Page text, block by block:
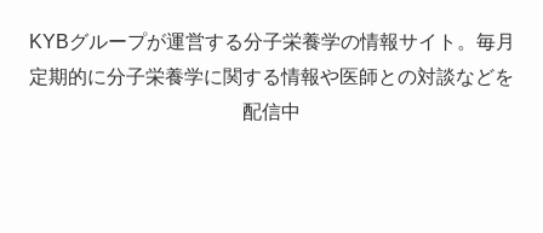
KYBグループが運営する分子栄養学の情報サイト。毎月
定期的に分子栄養学に関する情報や医師との対談などを
配信中